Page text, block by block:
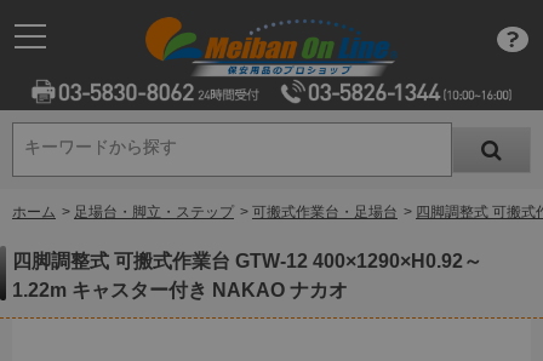
キーワードから探す
キーワードから探す
ホーム > 足場台・脚立・ステップ > 可搬式作業台・足場台 > 四脚調整式 可搬
四脚調整式 可搬式作業台 GTW-12 400×1290×H0.92～
1.22m キャスター付き NAKAO ナカオ